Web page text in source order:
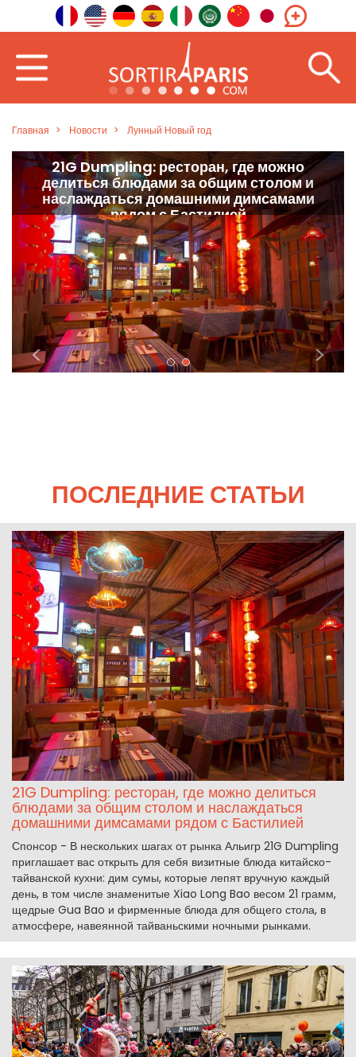
Главная Новости Лунный Новый год
21G Dumpling: ресторан, где можно
делиться блюдами за общим столом и
наслаждаться домашними димсамами
рядом с Бастилией
< >
ПОСЛЕДНИЕ СТАТЬИ
21G Dumpling: ресторан, где можно делиться
блюдами за общим столом и наслаждаться
домашними димсамами рядом с Бастилией
Спонсор - В нескольких шагах от рынка Альигр 21G Dumpling
приглашает вас открыть для себя визитные блюда китайско-
тайванской кухни: дим сумы, которые лепят вручную каждый
день, в том числе знаменитые Xiao Long Bao весом 21 грамм,
щедрые Gua Bao и фирменные блюда для общего стола, в
атмосфере, навеянной тайваньскими ночными рынками.